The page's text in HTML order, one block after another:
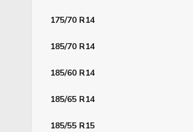
175/70 R14
185/70 R14
185/60 R14
185/65 R14
185/55 R15